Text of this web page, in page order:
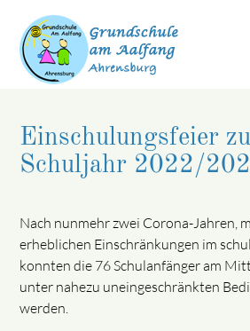
Suchbegriffe
Einschulungsfeier
Schuljahr 2022/
Nach nunmehr zwei Corona-Jahren,
erheblichen Einschränkungen im
konnten die 76 Schulanfänger am
unter nahezu uneingeschränkten
werden.